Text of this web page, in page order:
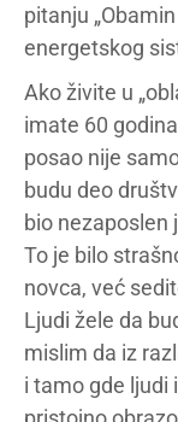
pitanju
energetskog
Ako živite u
imate 60
posao nije
budu deo
bio nezaposlen
To je bilo
novca, već
Ljudi žele da
mislim da iz
i tamo gde ljudi